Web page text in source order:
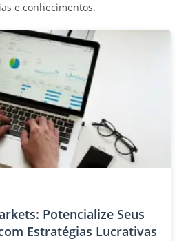
e conhecimentos.
Potencialize Seus
Estratégias Lucrativas